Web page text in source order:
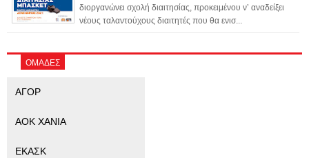
διοργανώνει σχολή διαιτησίας, προκειμένου ν’ αναδείξει
νέους ταλαντούχους διαιτητές που θα ενισ...
ΟΜΑΔΕΣ
ΑΓΟΡ
ΑΟΚ ΧΑΝΙΑ
ΕΚΑΣΚ